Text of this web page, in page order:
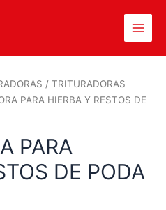
/ TRITURADORAS
PARA HIERBA Y RESTOS DE
PARA
DE PODA